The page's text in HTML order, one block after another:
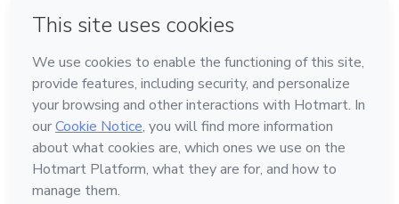
Hecho con❤ en Belo Horizonte
Conoce Hotmart
Idioma
Español